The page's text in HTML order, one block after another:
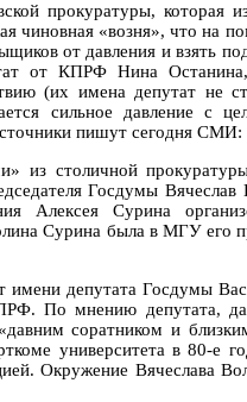
прокуратуры, которая
чиновная «возня», что на
от давления и взять
от КПРФ Нина
(их имена депутат не
сильное давление с
пишут сегодня
из столичной
Госдумы
Алексея Сурина
Сурина была в МГУ его
имени депутата Госдумы
По мнению депутата,
соратником и
университета в 80-е
Окружение Вячеслава